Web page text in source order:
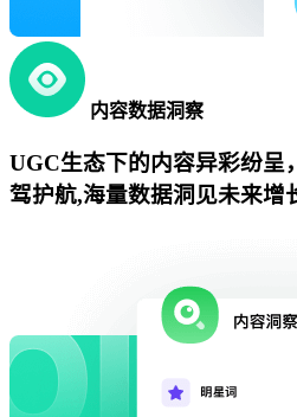
内容数据洞察
UGC生态下的内容异彩纷呈
驾护航,海量数据洞见未来增